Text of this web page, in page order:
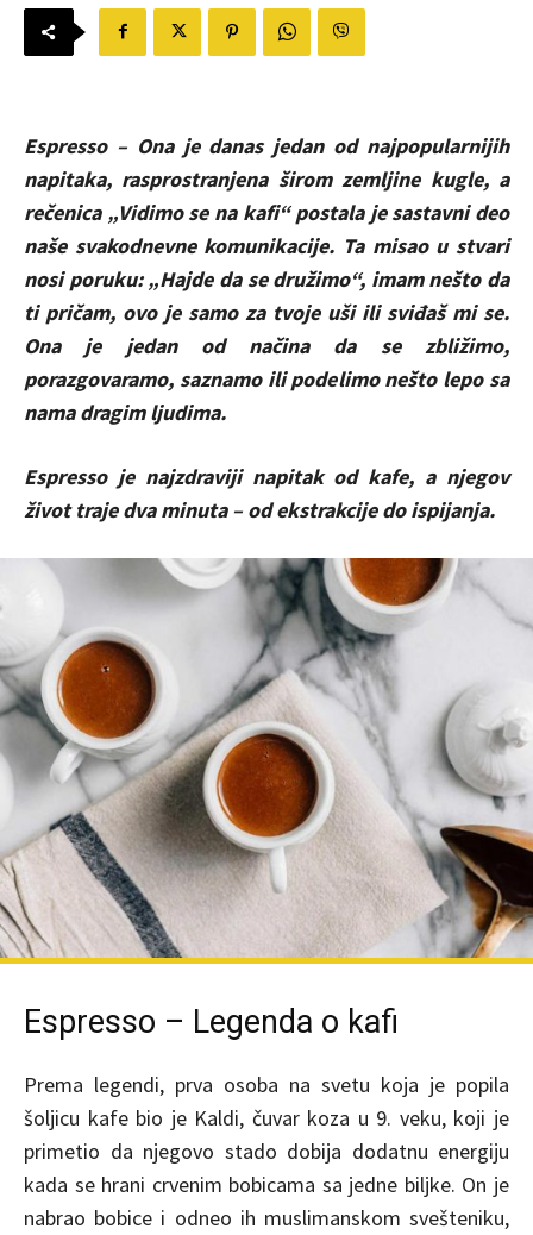
Espresso – Ona je danas jedan od najpopularnijih
napitaka, rasprostranjena širom zemljine kugle, a
rečenica „Vidimo se na kafi“ postala je sastavni deo
naše svakodnevne komunikacije. Ta misao u stvari
nosi poruku: „Hajde da se družimo“, imam nešto da
ti pričam, ovo je samo za tvoje uši ili sviđaš mi se.
Ona je jedan od načina da se zbližimo,
porazgovaramo, saznamo ili podelimo nešto lepo sa
nama dragim ljudima.
Espresso je najzdraviji napitak od kafe, a njegov
život traje dva minuta – od ekstrakcije do ispijanja.
Espresso – Legenda o kafi
Prema legendi, prva osoba na svetu koja je popila
šoljicu kafe bio je Kaldi, čuvar koza u 9. veku, koji je
primetio da njegovo stado dobija dodatnu energiju
kada se hrani crvenim bobicama sa jedne biljke. On je
nabrao bobice i odneo ih muslimanskom svešteniku,